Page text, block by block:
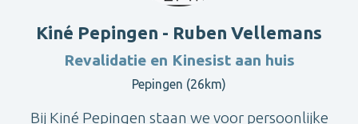
Kiné Pepingen - Ruben Vellemans
Revalidatie en Kinesist aan huis
Pepingen (26km)
Bij Kiné Pepingen staan we voor persoonlijke